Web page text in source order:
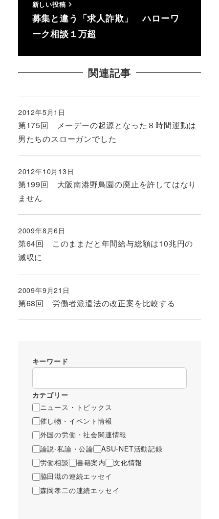
新しい投稿
募集と違う「求人詐欺」 ハローワ
ーク相談１万超
関連記事
第175回 メーデーの起源となった８時間運動は
男たちのスローガンでした
投稿日
2012年5月1日
第199回 大阪南港野鳥園の廃止を許してはなり
ません
投稿日
2012年10月13日
第64回 このままだと年間給与総額は10兆円の
減収に
投稿日
2009年8月6日
第68回 労働者派遣法の改正案を比較する
投稿日
2009年9月21日
キーワード
カテゴリー
ニュース・トピックス
催し物・イベント情報
外国の労働・社会関連情報
論説-私論・公論
ASU-NET活動記録
労働相談
書籍案内
文化情報
脇田滋の連続エッセイ
森岡孝二の連続エッセイ